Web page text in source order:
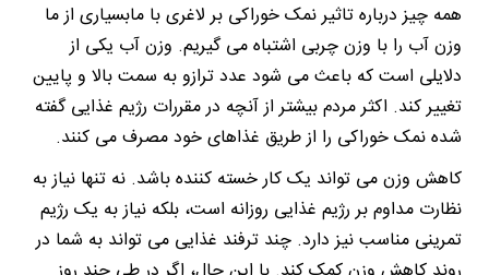
همه چیز درباره تاثیر نمک خوراکی بر لاغری با مابسیاری از ما
وزن آب را با وزن چربی اشتباه می گیریم. وزن آب یکی از
دلایلی است که باعث می شود عدد ترازو به سمت بالا و پایین
تغییر کند. اکثر مردم بیشتر از آنچه در مقررات رژیم غذایی گفته
شده نمک خوراکی را از طریق غذاهای خود مصرف می کنند.
کاهش وزن می تواند یک کار خسته کننده باشد. نه تنها نیاز به
نظارت مداوم بر رژیم غذایی روزانه است، بلکه نیاز به یک رژیم
تمرینی مناسب نیز دارد. چند ترفند غذایی می تواند به شما در